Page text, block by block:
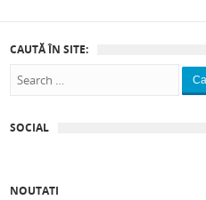
CAUTĂ ÎN SITE:
SOCIAL
NOUTATI